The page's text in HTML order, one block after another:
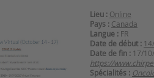
Lieu : Online
Pays : Canada
Langue : FR
Date de début :
Date de fin : 17/
https://
Spécialités :